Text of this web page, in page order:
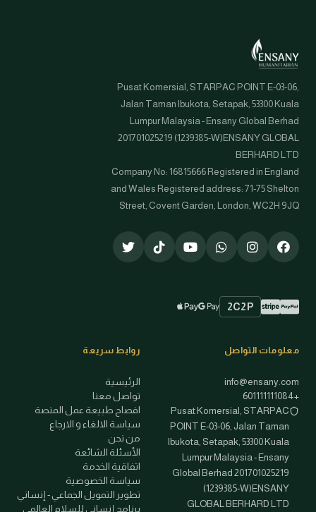
Pusat Komersial, STARPAC POINT E-03-06,
Jalan Taman Ibukota, Setapak, 53300 Kuala
Lumpur Malaysia - Ensany Global Berhad
201701025219 (1239385-W)ENSANY GLOBAL
BERHARD LTD
Company No: 16815666 Registered in England
and Wales Registered address: 71-75 Shelton
Street, Covent Garden, London, WC2H 9JQ
طرق الدفع المتاحة
PayPal
Stripe
2C2P
Google Pay
Apple Pay
معلومات التواصل
info@ensany.com
+601111111084
Pusat Komersial, STARPAC
POINT E-03-06, Jalan Taman
Ibukota, Setapak, 53300 Kuala
Lumpur Malaysia - Ensany
Global Berhad 201701025219
(1239385-W)ENSANY
GLOBAL BERHARD LTD
روابط سريعة
الرئيسية
تواصل معنا
افصاح طبيعة عمل المنصة
سياسة الالغاء و الارجاع
من نحن
الأسئلة الشائعة
اتفاقية الخدمة
سياسة الخصوصية
تطوير التمويل الجماعي - إنساني
برنامج إنساني للسلام العالمي